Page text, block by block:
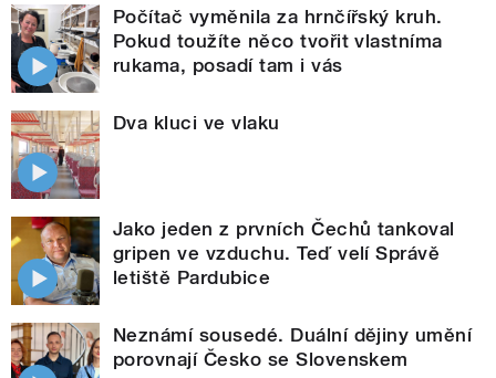
Počítač vyměnila za hrnčířský kruh.
Pokud toužíte něco tvořit vlastníma
rukama, posadí tam i vás
Dva kluci ve vlaku
Jako jeden z prvních Čechů tankoval
gripen ve vzduchu. Teď velí Správě
letiště Pardubice
Neznámí sousedé. Duální dějiny umění
porovnají Česko se Slovenskem